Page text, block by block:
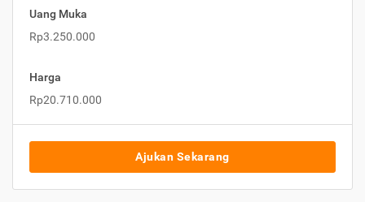
Uang Muka
Rp3.250.000
Harga
Rp20.710.000
Ajukan Sekarang